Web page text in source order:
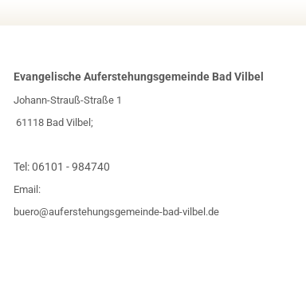
Evangelische Auferstehungsgemeinde Bad Vilbel
Johann-Strauß-Straße 1
61118 Bad Vilbel;
Tel:06101 - 984740
Email:
buero@auferstehungsgemeinde-bad-vilbel.de